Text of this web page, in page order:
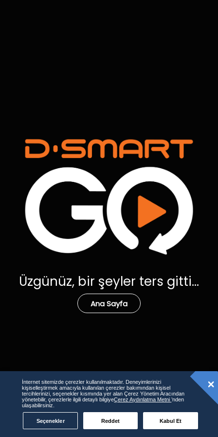
Üzgünüz, bir şeyler ters gitti...
Ana Sayfa
İnternet sitemizde çerezler kullanılmaktadır. Deneyimlerinizi
kişiselleştirmek amacıyla kullanılan çerezler bakımından kişisel
tercihlerinizi, seçenekler kısmında yer alan Çerez Yönetim Aracından
yönetebilir, çerezlerle ilgili detaylı bilgiyeÇerez Aydınlatma Metni’nden
ulaşabilirsiniz.
Seçenekler Reddet Kabul Et